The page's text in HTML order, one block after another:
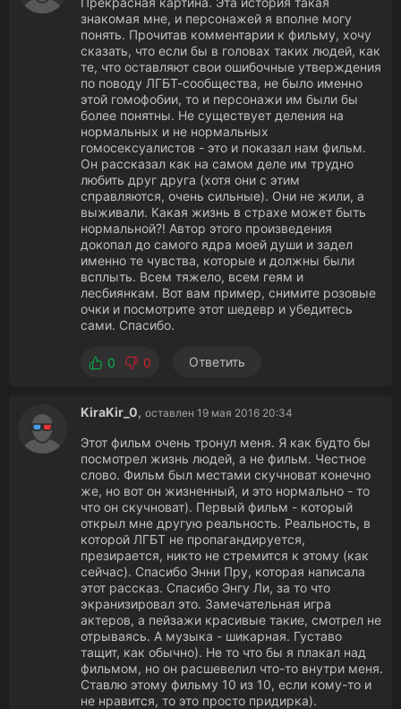
знакомая мне, и персонажей я вполне могу
понять. Прочитав комментарии к фильму, хочу
сказать, что если бы в головах таких людей, как
те, что оставляют свои ошибочные утверждения
по поводу ЛГБТ-сообщества, не было именно
этой гомофобии, то и персонажи им были бы
более понятны. Не существует деления на
нормальных и не нормальных
гомосексуалистов - это и показал нам фильм.
Он рассказал как на самом деле им трудно
любить друг друга (хотя они с этим
справляются, очень сильные). Они не жили, а
выживали. Какая жизнь в страхе может быть
нормальной?! Автор этого произведения
докопал до самого ядра моей души и задел
именно те чувства, которые и должны были
всплыть. Всем тяжело, всем геям и
лесбиянкам. Вот вам пример, снимите розовые
очки и посмотрите этот шедевр и убедитесь
сами. Спасибо.
0 0 Ответить
KiraKir_0, оставлен 19 мая 2016 20:34
Этот фильм очень тронул меня. Я как будто бы
посмотрел жизнь людей, а не фильм. Честное
слово. Фильм был местами скучноват конечно
же, но вот он жизненный, и это нормально - то
что он скучноват). Первый фильм - который
открыл мне другую реальность. Реальность, в
которой ЛГБТ не пропагандируется,
презирается, никто не стремится к этому (как
сейчас). Спасибо Энни Пру, которая написала
этот рассказ. Спасибо Энгу Ли, за то что
экранизировал это. Замечательная игра
актеров, а пейзажи красивые такие, смотрел не
отрываясь. А музыка - шикарная. Густаво
тащит, как обычно). Не то что бы я плакал над
фильмом, но он расшевелил что-то внутри меня.
Ставлю этому фильму 10 из 10, если кому-то и
не нравится, то это просто придирка).